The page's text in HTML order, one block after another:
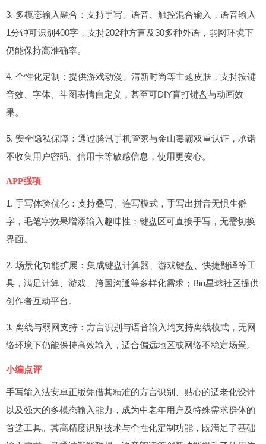
3. 多模态输入融合：支持手写、语音、触控混合输入，语音输入
1分钟可识别400字，支持202种方言及30多种外语，弱网环境下
仍能保持高准确率。
4. 个性化定制：提供游戏动漫、清新时尚等主题皮肤，支持按键
音效、字体、斗图表情自定义，甚至可DIY盲打键盘与动画效
果。
5. 安全隐私保障：通过腾讯手机管家与金山毒霸双重认证，承诺
不收集用户密码、信用卡等敏感信息，使用更安心。
APP强项
1. 手写体验优化：支持叠写、连写模式，手写出拼音无惧生僻
字，毛笔字效果增添输入趣味性；键盘区可直接手写，无需切换
界面。
2. 场景化功能扩展：集成键盘计算器、游戏键盘、快捷翻译等工
具，满足计算、游戏、跨国沟通等多样化需求；Biu星球社区提供
创作者互动平台。
3. 离线与弱网支持：方言识别与语音输入均支持离线模式，无网
络环境下仍能保持高效输入，适合偏远地区或网络不稳定场景。
小编点评
手写输入法安卓正版凭借其精准的方言识别、贴心的适老化设计
以及强大的多模态输入能力，成为中老年用户及特殊需求群体的
首选工具。其高精度识别技术与个性化定制功能，既满足了基础